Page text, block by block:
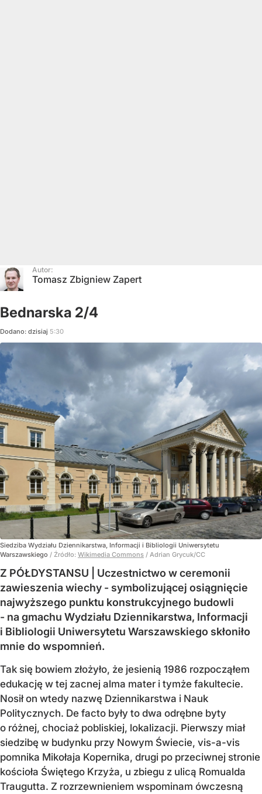
Autor:
Tomasz Zbigniew Zapert
Bednarska 2/4
Dodano: dzisiaj 5:30
Siedziba Wydziału Dziennikarstwa, Informacji i Bibliologii Uniwersytetu
Warszawskiego / Źródło: Wikimedia Commons / Adrian Grycuk/CC
Z PÓŁDYSTANSU | Uczestnictwo w ceremonii
zawieszenia wiechy - symbolizującej osiągnięcie
najwyższego punktu konstrukcyjnego budowli
- na gmachu Wydziału Dziennikarstwa, Informacji
i Bibliologii Uniwersytetu Warszawskiego skłoniło
mnie do wspomnień.
Tak się bowiem złożyło, że jesienią 1986 rozpocząłem
edukację w tej zacnej alma mater i tymże fakultecie.
Nosił on wtedy nazwę Dziennikarstwa i Nauk
Politycznych. De facto były to dwa odrębne byty
o różnej, chociaż pobliskiej, lokalizacji. Pierwszy miał
siedzibę w budynku przy Nowym Świecie, vis-a-vis
pomnika Mikołaja Kopernika, drugi po przeciwnej stronie
kościoła Świętego Krzyża, u zbiegu z ulicą Romualda
Traugutta. Z rozrzewnieniem wspominam ówczesną